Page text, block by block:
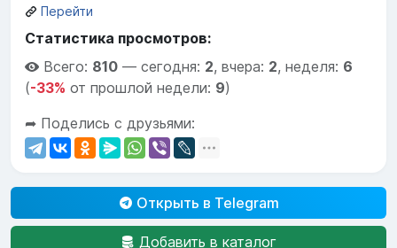
Перейти
Статистика просмотров:
Всего: 810 — сегодня: 2, вчера: 2, неделя: 6
(-33% от прошлой недели: 9)
➦ Поделись с друзьями:
Открыть в Telegram
Добавить в каталог